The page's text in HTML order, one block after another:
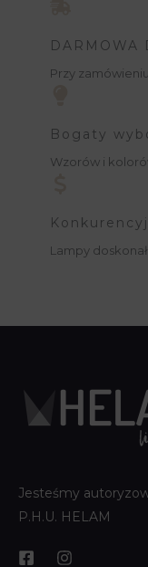
DARMOWA
Przy
Bogaty
Wzorów i
Lampy
Jesteśmy
P.H.U. HELAM